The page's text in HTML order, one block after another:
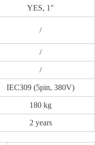
YES, 1″
/
/
/
IEC309 (5pin, 380V)
180 kg
2 years